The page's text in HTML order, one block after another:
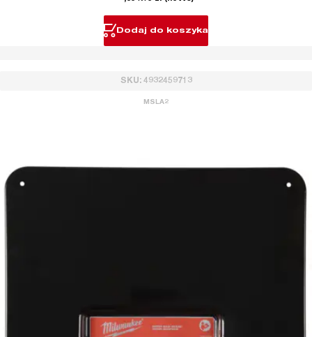
Dodaj do koszyka
SKU: 4932459713
MSLA2